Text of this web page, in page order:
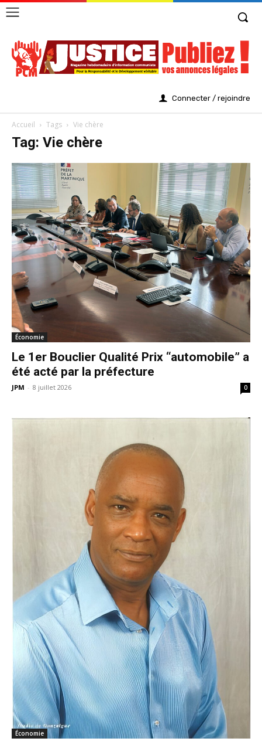
Connecter / rejoindre
Accueil Tags Vie chère
Tag: Vie chère
Économie
Le 1er Bouclier Qualité Prix “automobile” a
été acté par la préfecture
JPM - 8 juillet 2026 0
Économie